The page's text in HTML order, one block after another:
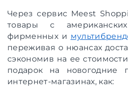
Через сервис Meest
товары с
фирменных и
переживая о нюансах
сэкономив на ее
подарок на новогодние
интернет-магазинах, как: